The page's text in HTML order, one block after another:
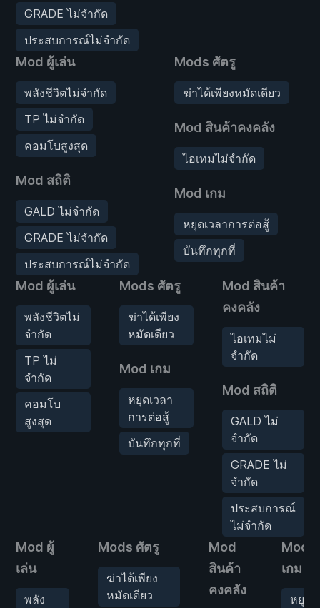
GRADE ไม่จำกัด
ประสบการณ์ไม่จำกัด
Mod ผู้เล่น
พลังชีวิตไม่จำกัด
TP ไม่จำกัด
คอมโบสูงสุด
Mod สถิติ
GALD ไม่จำกัด
GRADE ไม่จำกัด
ประสบการณ์ไม่จำกัด
Mods ศัตรู
ฆ่าได้เพียงหมัดเดียว
Mod สินค้าคงคลัง
ไอเทมไม่จำกัด
Mod เกม
หยุดเวลาการต่อสู้
บันทึกทุกที่
Mod ผู้เล่น
พลังชีวิตไม่
จำกัด
TP ไม่
จำกัด
คอมโบ
สูงสุด
Mods ศัตรู
ฆ่าได้เพียง
หมัดเดียว
Mod เกม
หยุดเวลา
การต่อสู้
บันทึกทุกที่
Mod สินค้า
คงคลัง
ไอเทมไม่
จำกัด
Mod สถิติ
GALD ไม่
จำกัด
GRADE ไม่
จำกัด
ประสบการณ์
ไม่จำกัด
Mod ผู้
เล่น
พลัง
Mods ศัตรู
ฆ่าได้เพียง
หมัดเดียว
Mod
สินค้า
คงคลัง
Mod
เกม
หยุด